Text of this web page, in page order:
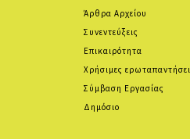
Άρθρα Αρχείου
Συνεντεύξεις
Επικαιρότητα
Χρήσιμες
Σύμβαση Εργασίας
Δημόσιο